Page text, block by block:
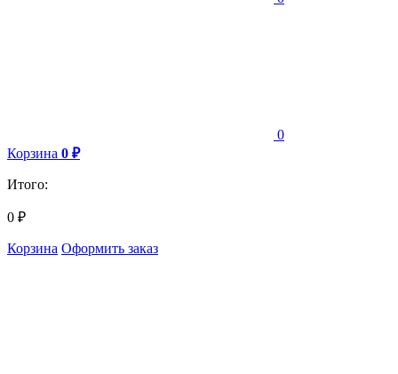
0
Корзина 0 ₽
Итого:
0 ₽
Корзина Оформить заказ